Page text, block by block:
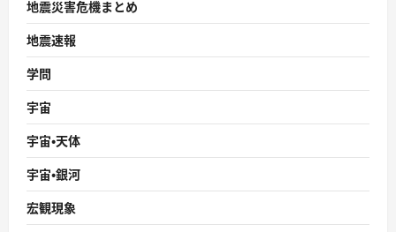
地震災害危機まとめ
地震速報
学問
宇宙
宇宙・天体
宇宙・銀河
宏観現象